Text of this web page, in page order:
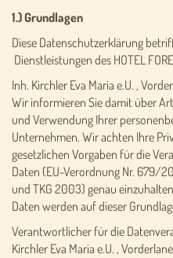
1.) Grundlagen
Diese Datenschutzerklärung
Dienstleistungen des HOTEL
Inh. Kirchler Eva Maria e.U. ,
Wir informieren Sie damit über
und Verwendung Ihrer
Unternehmen. Wir achten Ihre
gesetzlichen Vorgaben für die
Daten (EU-Verordnung Nr. 679/
und TKG 2003) genau
Daten werden auf dieser
Verantwortlicher für die
Kirchler Eva Maria e.U. ,